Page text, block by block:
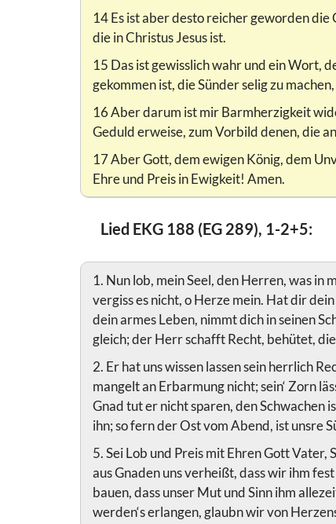
14 Es ist aber desto reicher geworden
die in Christus Jesus ist.
15 Das ist gewisslich wahr und ein Wort,
gekommen ist, die Sünder selig zu
16 Aber darum ist mir Barmherzigkeit
Geduld erweise, zum Vorbild denen, die
17 Aber Gott, dem ewigen König, dem
Ehre und Preis in Ewigkeit! Amen.
Lied EKG 188 (EG 289), 1-2+5:
1. Nun lob, mein Seel, den Herren, was in
vergiss es nicht, o Herze mein. Hat dir
dein armes Leben, nimmt dich in seinen
gleich; der Herr schafft Recht, behütet,
2. Er hat uns wissen lassen sein herrlich
mangelt an Erbarmung nicht; sein‘ Zorn
Gnad tut er nicht sparen, den Schwachen
ihn; so fern der Ost vom Abend, ist unsre
5. Sei Lob und Preis mit Ehren Gott
aus Gnaden uns verheißt, dass wir ihm
bauen, dass unser Mut und Sinn ihm
werden‘s erlangen, glaubn wir von